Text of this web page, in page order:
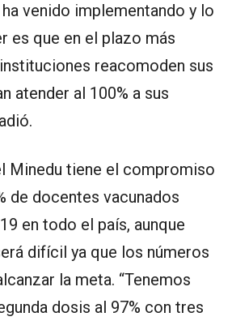
venido implementando y lo
es que en el plazo más
reacomoden sus
atender al 100% a sus
Minedu tiene el compromiso
de docentes vacunados
en todo el país, aunque
difícil ya que los números
la meta. “Tenemos
dosis al 97% con tres